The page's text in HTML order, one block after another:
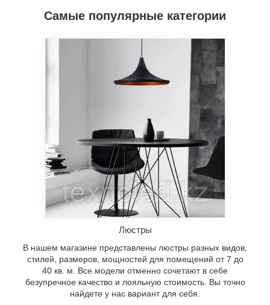
Самые популярные категории
Люстры
В нашем магазине представлены люстры разных видов,
стилей, размеров, мощностей для помещений от 7 до
40 кв. м. Все модели отменно сочетают в себе
безупречное качество и лояльную стоимость. Вы точно
найдете у нас вариант для себя.